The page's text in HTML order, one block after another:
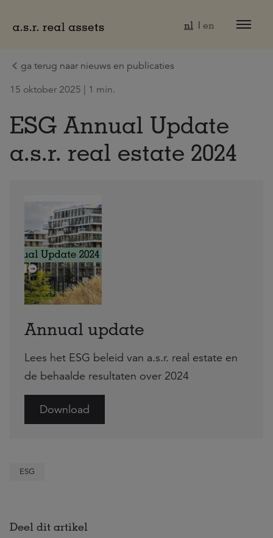
nl en
ga terug naar nieuws en publicaties
15 oktober 2025 | 1 min.
ESG Annual Update
a.s.r. real estate 2024
Annual update
Lees het ESG beleid van a.s.r. real estate en
de behaalde resultaten over 2024
Download
ESG
Deel dit artikel